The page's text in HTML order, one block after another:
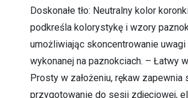
Doskonałe tło: Neutralny kolor
podkreśla kolorystykę i wzory
umożliwiając skoncentrowanie uwagi
wykonanej na paznokciach. – Łatwy
Prosty w założeniu, rękaw zapewnia
przygotowanie do sesji zdjęciowej,